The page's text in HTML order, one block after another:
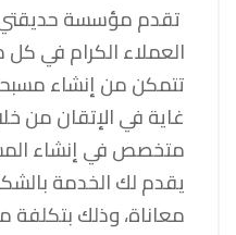
تقدممؤسسة
العملاء الكرام في
تتمكن من إنشاء
غاية في الإتقان من
متخصص في إنشاء
يقدم لك الخدمة
معاناة، وذلك